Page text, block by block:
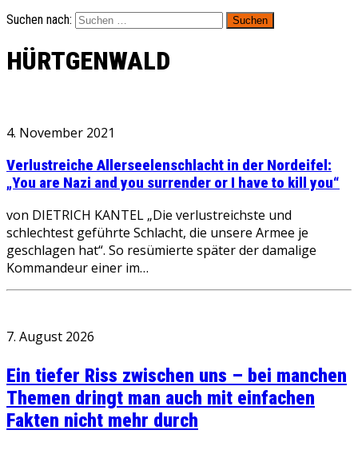
Suchen nach:
HÜRTGENWALD
4. November 2021
Verlustreiche Allerseelenschlacht in der Nordeifel:
„You are Nazi and you surrender or I have to kill you“
von DIETRICH KANTEL „Die verlustreichste und
schlechtest geführte Schlacht, die unsere Armee je
geschlagen hat“. So resümierte später der damalige
Kommandeur einer im…
7. August 2026
Ein tiefer Riss zwischen uns – bei manchen
Themen dringt man auch mit einfachen
Fakten nicht mehr durch